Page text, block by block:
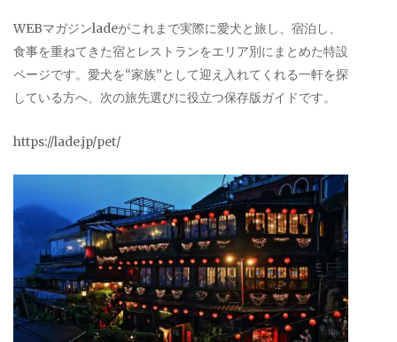
WEBマガジンladeがこれまで実際に愛犬と旅し、宿泊し、
食事を重ねてきた宿とレストランをエリア別にまとめた特設
ページです。愛犬を“家族”として迎え入れてくれる一軒を探
している方へ、次の旅先選びに役立つ保存版ガイドです。
https://lade.jp/pet/